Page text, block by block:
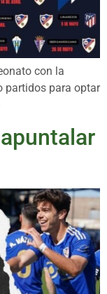
con la
partidos para optar